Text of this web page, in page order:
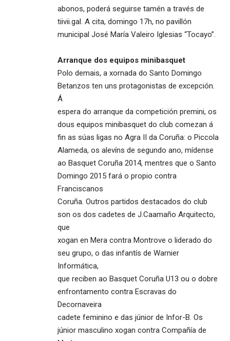
abonos, poderá seguirse tamén a través de
tiivii.gal. A cita, domingo 17h, no pavillón
municipal José María Valeiro Iglesias “Tocayo”.
Arranque dos equipos minibasquet
Polo demais, a xornada do Santo Domingo
Betanzos ten uns protagonistas de excepción.
Á
espera do arranque da competición premini, os
dous equipos minibasquet do club comezan á
fin as súas ligas no Agra II da Coruña: o Piccola
Alameda, os alevíns de segundo ano, mídense
ao Basquet Coruña 2014, mentres que o Santo
Domingo 2015 fará o propio contra
Franciscanos
Coruña. Outros partidos destacados do club
son os dos cadetes de J.Caamaño Arquitecto,
que
xogan en Mera contra Montrove o liderado do
seu grupo, o das infantís de Warnier
Informática,
que reciben ao Basquet Coruña U13 ou o dobre
enfrontamento contra Escravas do
Decornaveira
cadete feminino e das júnior de Infor-B. Os
júnior masculino xogan contra Compañía de